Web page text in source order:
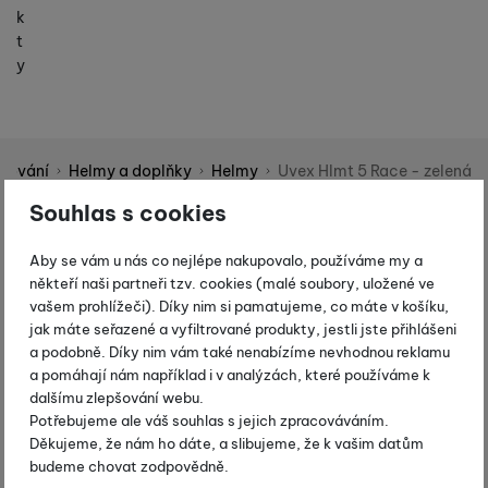
Souhlas s cookies
Aby se vám u nás co nejlépe nakupovalo, používáme my a
někteří naši partneři tzv. cookies (malé soubory, uložené ve
vašem prohlížeči). Díky nim si pamatujeme, co máte v košíku,
jak máte seřazené a vyfiltrované produkty, jestli jste přihlášeni
a podobně. Díky nim vám také nenabízíme nevhodnou reklamu
a pomáhají nám například i v analýzách, které používáme k
dalšímu zlepšování webu.
Potřebujeme ale váš souhlas s jejich zpracováváním.
Děkujeme, že nám ho dáte, a slibujeme, že k vašim datům
budeme chovat zodpovědně.
k
t
y
Helmy a doplňky Helmy Uvex Hlmt 5 Race - zelená